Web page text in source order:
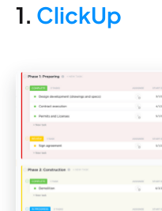
1. ClickUp